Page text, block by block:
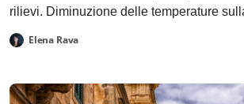
rilievi. Diminuzione delle temperature
Elena Rava